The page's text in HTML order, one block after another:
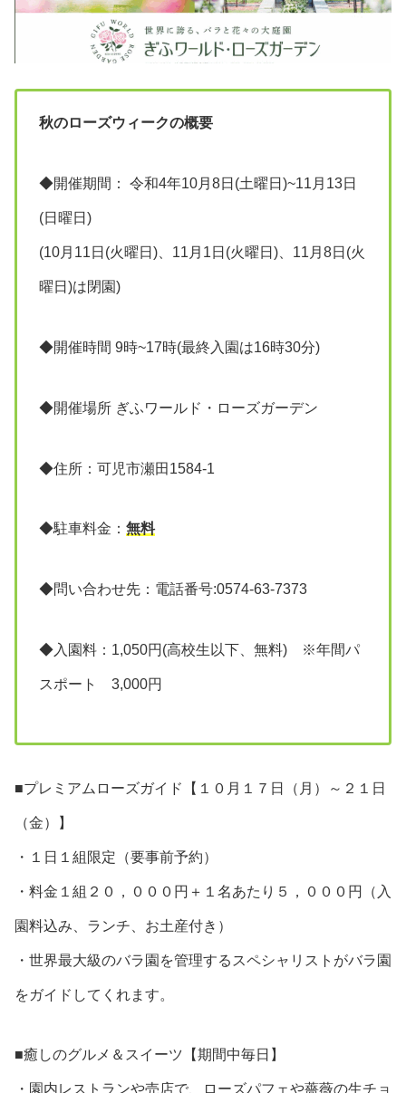
秋のローズウィークの概要
◆開催期間： 令和4年10月8日(土曜日)~11月13日
(日曜日)
(10月11日(火曜日)、11月1日(火曜日)、11月8日(火
曜日)は閉園)
◆開催時間 9時~17時(最終入園は16時30分)
◆開催場所 ぎふワールド・ローズガーデン
◆住所：可児市瀬田1584-1
◆駐車料金： 無料
◆問い合わせ先：電話番号:0574-63-7373
◆入園料：1,050円(高校生以下、無料) ※年間パ
スポート 3,000円
■プレミアムローズガイド【１０月１７日（月）～２１日
（金）】
・１日１組限定（要事前予約）
・料金１組２０，０００円＋１名あたり５，０００円（入
園料込み、ランチ、お土産付き）
・世界最大級のバラ園を管理するスペシャリストがバラ園
をガイドしてくれます。
■癒しのグルメ＆スイーツ【期間中毎日】
・園内レストランや売店で、ローズパフェや薔薇の生チョ